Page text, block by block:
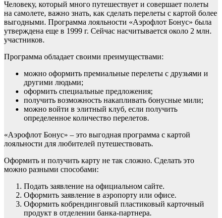
Человеку, который много путешествует и совершает полеты
на самолете, важно знать, как сделать перелеты с картой более
выгодными. Программа лояльности «Аэрофлот Бонус» была
утверждена еще в 1999 г. Сейчас насчитывается около 2 млн.
участников.
Программа обладает своими преимуществами:
можно оформить премиальные перелеты с друзьями и
другими людьми;
оформить специальные предложения;
получить возможность накапливать бонусные мили;
можно войти в элитный клуб, если получить
определенное количество перелетов.
«Аэрофлот Бонус» – это выгодная программа с картой
лояльности для любителей путешествовать.
Оформить и получить карту не так сложно. Сделать это
можно разными способами:
Подать заявление на официальном сайте.
Оформить заявление в аэропорту или офисе.
Оформить кобрендинговый пластиковый карточный
продукт в отделении банка-партнера.